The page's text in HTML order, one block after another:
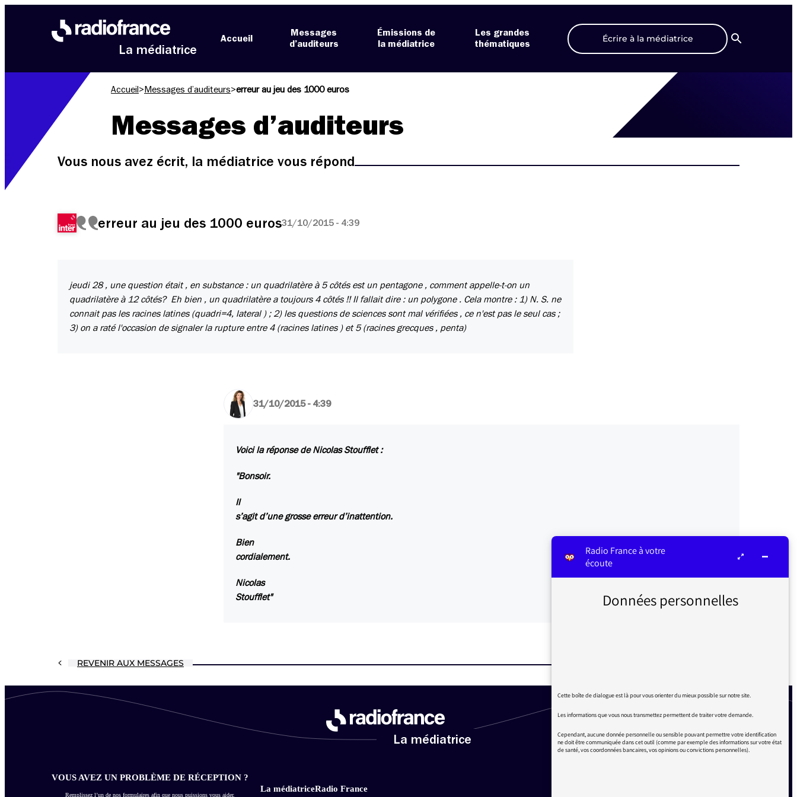
La médiatrice
Accueil
Messages
d’auditeurs
Émissions de
la médiatrice
Les grandes
thématiques
Écrire à la médiatrice
Recherche
Accueil > Messages d’auditeurs>erreur au jeu des 1000 euros
Messages d’auditeurs
Vous nous avez écrit, la médiatrice vous répond
erreur au jeu des 1000 euros31/10/2015 - 4:39
jeudi 28 , une question était , en substance : un quadrilatère à 5 côtés est un pentagone , comment appelle-t-on un
quadrilatère à 12 côtés? Eh bien , un quadrilatère a toujours 4 côtés !! Il fallait dire : un polygone . Cela montre : 1) N. S. ne
connait pas les racines latines (quadri=4, lateral ) ; 2) les questions de sciences sont mal vérifiées , ce n'est pas le seul cas ;
3) on a raté l'occasion de signaler la rupture entre 4 (racines latines ) et 5 (racines grecques , penta)
31/10/2015 - 4:39
Voici la réponse de Nicolas Stoufflet :
"Bonsoir.
Il
s’agit d’une grosse erreur d’inattention.
Bien
cordialement.
Nicolas
Stoufflet"
REVENIR AUX MESSAGES
La médiatrice
VOUS AVEZ UN PROBLÈME DE RÉCEPTION ?
Remplissez l’un de nos formulaires afin que nous puissions vous aider.
La médiatriceRadio France
Radio France à votre
écoute
Données personnelles
Cette boîte de dialogue est là pour vous orienter du mieux possible sur notre site.
Les informations que vous nous transmettez permettent de traiter votre demande.
Cependant, aucune donnée personnelle ou sensible pouvant permettre votre identification
ne doit être communiquée dans cet outil (comme par exemple des informations sur votre état
de santé, vos coordonnées bancaires, vos opinions ou convictions personnelles).